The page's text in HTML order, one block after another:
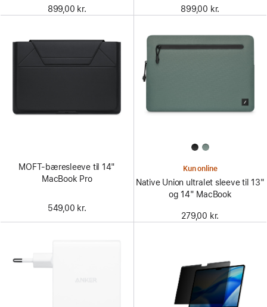
899,00 kr. 899,00 kr.
MOFT-bæresleeve til 14"
MacBook Pro
549,00 kr.
Kun online
Native Union ultralet sleeve til 13"
og 14" MacBook
279,00 kr.